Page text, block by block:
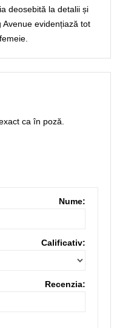
deosebită la detalii și
evidențiază tot
ca în poză.
Nume:
Calificativ:
Recenzia: